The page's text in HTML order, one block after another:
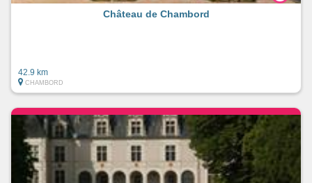
Château de Chambord
42.9 km
CHAMBORD